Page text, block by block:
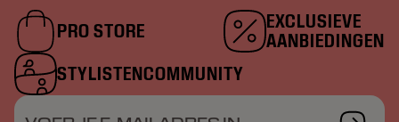
PRO STORE
EXCLUSIEVE
AANBIEDINGEN
STYLISTENCOMMUNITY